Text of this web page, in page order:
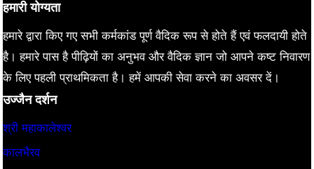
हमारी योग्यता
हमारे द्वारा किए गए सभी कर्मकांड पूर्ण वैदिक रूप से होते हैं एवं फलदायी होते
है। हमारे पास है पीढ़ियों का अनुभव और वैदिक ज्ञान जो आपने कष्ट निवारण
के लिए पहली प्राथमिकता है। हमें आपकी सेवा करने का अवसर दें।
उज्जैन दर्शन
श्री महाकालेश्वर
कालभैरव